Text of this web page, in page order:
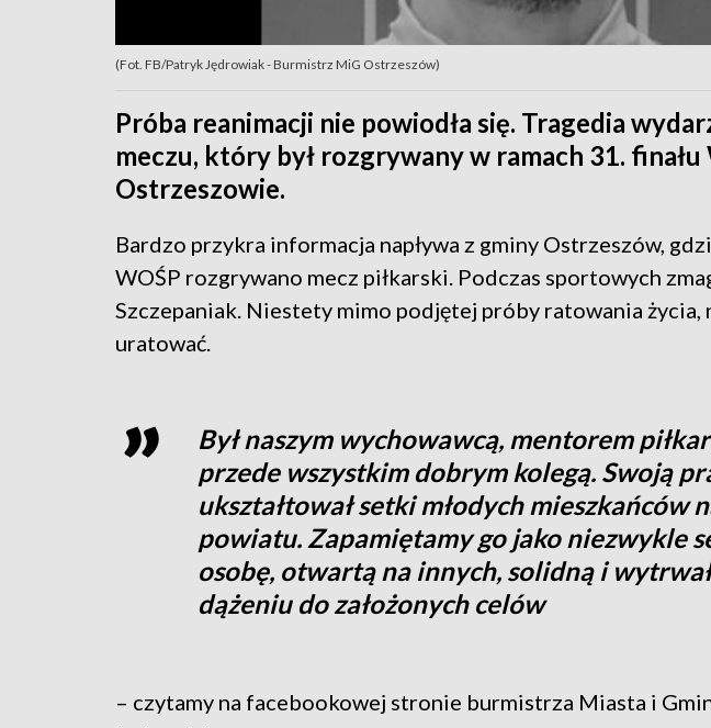
(Fot. FB/Patryk Jędrowiak - Burmistrz MiG Ostrzeszów)
Próba reanimacji nie powiodła się. Tragedia
meczu, który był rozgrywany w ramach 31. finału
Ostrzeszowie.
Bardzo przykra informacja napływa z gminy Ostrzeszów,
WOŚP rozgrywano mecz piłkarski. Podczas sportowych
Szczepaniak. Niestety mimo podjętej próby ratowania życia,
uratować.
Był naszym wychowawcą, mentorem
przede wszystkim dobrym kolegą. Swoją
ukształtował setki młodych mieszkańców
powiatu. Zapamiętamy go jako niezwykle
osobę, otwartą na innych, solidną i
dążeniu do założonych celów
– czytamy na facebookowej stronie burmistrza Miasta i